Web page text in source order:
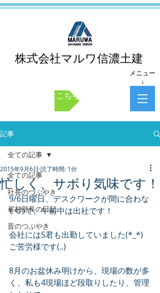
株式会社マルワ信濃土建
お問い合わせはこちら
メニュー
↓
記事
全ての記事
社長のつぶやき
峯村部長の日記
昔のつぶやき
全ての記事
忙しく、サボり気味です！
2015年9月6日 読了時間: 1分
9/6日曜日、デスクワークが間に合わな
いので、午前中は出社です！
会社にはS君も出勤していました(*_*)
ご苦労様です(..)
8月のお盆休み明けから、現場の数が多
く、私も4現場ほど段取りしたり、管理